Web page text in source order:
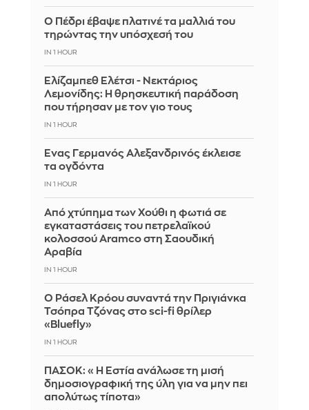
Ο Πέδρι έβαψε πλατινέ τα μαλλιά του
τηρώντας την υπόσχεσή του
IN 1 HOUR
Ελίζαμπεθ Ελέτσι - Νεκτάριος
Λεμονίδης: Η θρησκευτική παράδοση
που τήρησαν με τον γιο τους
IN 1 HOUR
Ένας Γερμανός Αλεξανδρινός έκλεισε
τα ογδόντα
IN 1 HOUR
Από χτύπημα των Χούθι η φωτιά σε
εγκαταστάσεις του πετρελαϊκού
κολοσσού Aramco στη Σαουδική
Αραβία
IN 1 HOUR
Ο Ράσελ Κρόου συναντά την Πριγιάνκα
Τσόπρα Τζόνας στο sci-fi θρίλερ
«Bluefly»
IN 1 HOUR
ΠΑΣΟΚ: «Η Εστία ανάλωσε τη μισή
δημοσιογραφική της ύλη για να μην πει
απολύτως τίποτα»